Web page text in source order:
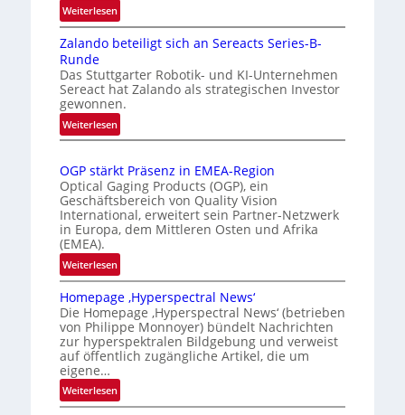
n
e
k
n
n
g
a
t
s
r
e
K
o
n
o
l
l
e
Weiterlesen:
I
n
e
r
n
a
o
n
a
l
V
i
s
i
o
n
N
g
h
Zalando beteiligt sich an Sereacts Series-B-
Runde
Das Stuttgarter Robotik- und KI-Unternehmen
Sereact hat Zalando als strategischen Investor
gewonnen.
Weiterlesen:
Z
l
a
n
d
b
e
t
e
i
l
i
g
t
OGP stärkt Präsenz in EMEA-Region
Optical Gaging Products (OGP), ein
Geschäftsbereich von Quality Vision
International, erweitert sein Partner-Netzwerk
in Europa, dem Mittleren Osten und Afrika
(EMEA).
Weiterlesen:
O
G
P
s
t
r
k
Homepage ‚Hyperspectral News‘
Die Homepage ‚Hyperspectral News‘ (betrieben
von Philippe Monnoyer) bündelt Nachrichten
zur hyperspektralen Bildgebung und verweist
auf öffentlich zugängliche Artikel, die um
eigene…
Weiterlesen:
H